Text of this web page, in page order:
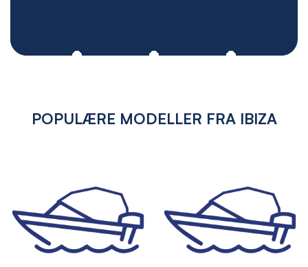
POPULÆRE MODELLER FRA IBIZA